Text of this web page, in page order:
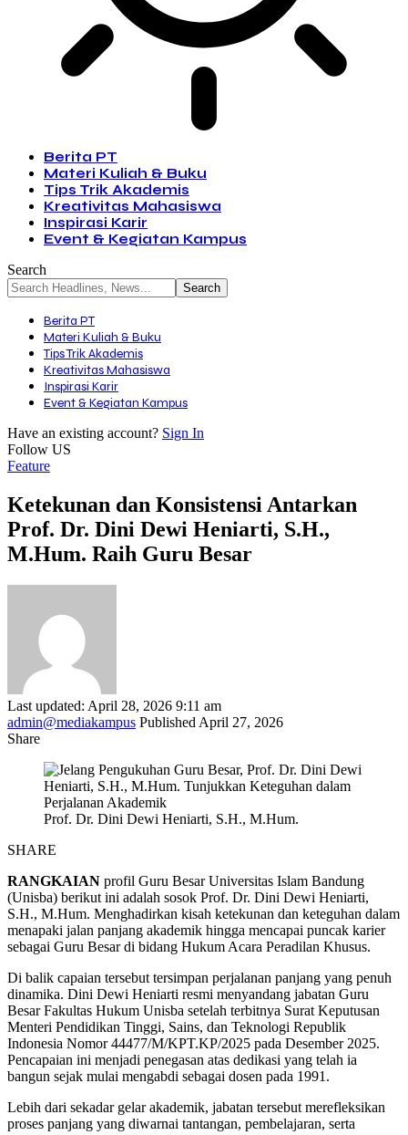
Berita PT
Materi Kuliah & Buku
Tips Trik Akademis
Kreativitas Mahasiswa
Inspirasi Karir
Event & Kegiatan Kampus
Search
Berita PT
Materi Kuliah & Buku
Tips Trik Akademis
Kreativitas Mahasiswa
Inspirasi Karir
Event & Kegiatan Kampus
Have an existing account? Sign In
Follow US
Feature
Ketekunan dan Konsistensi Antarkan
Prof. Dr. Dini Dewi Heniarti, S.H.,
M.Hum. Raih Guru Besar
Last updated: April 28, 2026 9:11 am
admin@mediakampus Published April 27, 2026
Share
Prof. Dr. Dini Dewi Heniarti, S.H., M.Hum.
SHARE
RANGKAIAN profil Guru Besar Universitas Islam Bandung
(Unisba) berikut ini adalah sosok Prof. Dr. Dini Dewi Heniarti,
S.H., M.Hum. Menghadirkan kisah ketekunan dan keteguhan dalam
menapaki jalan panjang akademik hingga mencapai puncak karier
sebagai Guru Besar di bidang Hukum Acara Peradilan Khusus.
Di balik capaian tersebut tersimpan perjalanan panjang yang penuh
dinamika. Dini Dewi Heniarti resmi menyandang jabatan Guru
Besar Fakultas Hukum Unisba setelah terbitnya Surat Keputusan
Menteri Pendidikan Tinggi, Sains, dan Teknologi Republik
Indonesia Nomor 44477/M/KPT.KP/2025 pada Desember 2025.
Pencapaian ini menjadi penegasan atas dedikasi yang telah ia
bangun sejak mulai mengabdi sebagai dosen pada 1991.
Lebih dari sekadar gelar akademik, jabatan tersebut merefleksikan
proses panjang yang diwarnai tantangan, pembelajaran, serta